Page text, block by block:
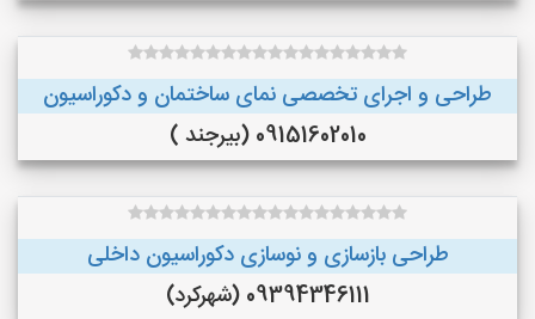
طراحی و اجرای تخصصی نمای ساختمان و دکوراسیون
09151602010 (بیرجند )
طراحی بازسازی و نوسازی دکوراسیون داخلی
09394346111 (شهرکرد)